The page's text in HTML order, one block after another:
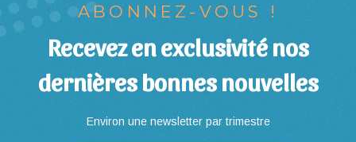
ABONNEZ-VOUS !
Recevez en exclusivité nos
dernières bonnes nouvelles
Environ une newsletter par trimestre